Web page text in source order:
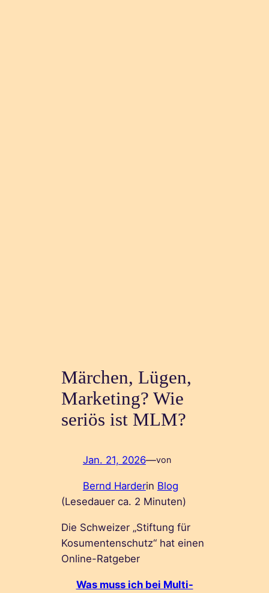
Märchen, Lügen,
Marketing? Wie
seriös ist MLM?
Jan. 21, 2026—von
Bernd Harderin Blog
(Lesedauer ca. 2 Minuten)
Die Schweizer „Stiftung für
Kosumentenschutz“ hat einen
Online-Ratgeber
Was muss ich bei Multi-